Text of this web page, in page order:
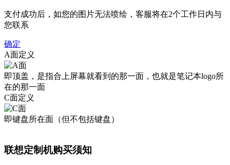
支付成功后，如您的图片无法喷绘，客服将在2个工作日内与
您联系
确定
A面定义
即顶盖，是指合上屏幕就看到的那一面，也就是笔记本logo所
在的那一面
C面定义
即键盘所在面（但不包括键盘）
联想定制机购买须知